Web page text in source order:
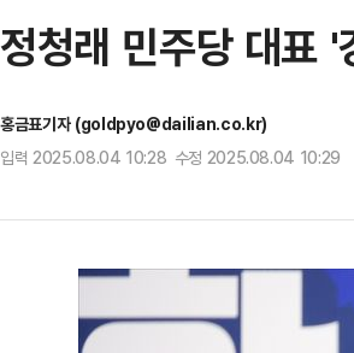
정청래 민주당 대표
홍금표기자 (goldpyo@dailian.co.kr)
입력 2025.08.04 10:28 수정 2025.08.04 10:29